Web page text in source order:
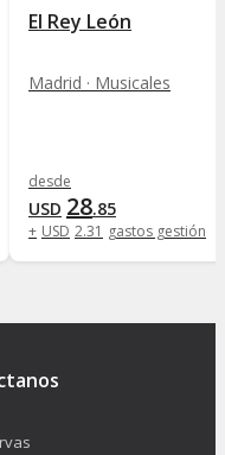
El Rey León
Madrid · Musicales
desde
USD 28.85
+ USD 2.31 gastos gestión